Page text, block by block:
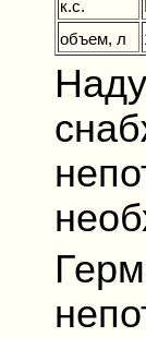
к.с.
объем, л